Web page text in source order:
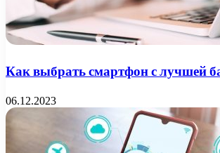
Как выбрать смартфон с лучшей
06.12.2023